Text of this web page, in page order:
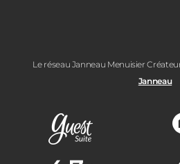
Le réseau Janneau Menuisier
Janneau
Note moyenne :